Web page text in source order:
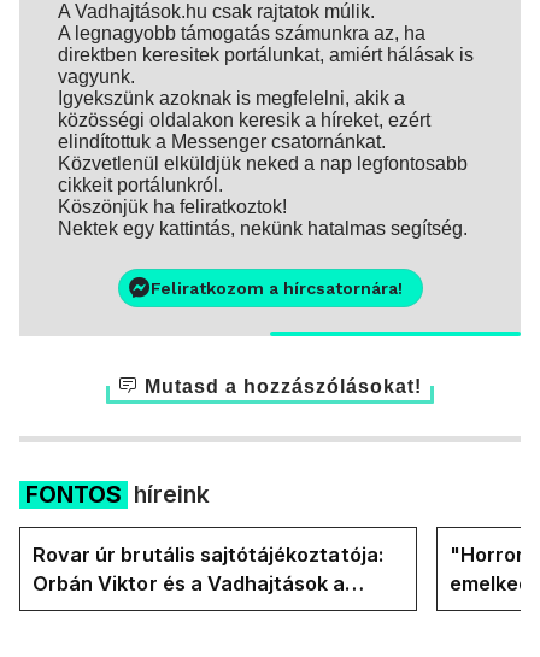
A Vadhajtások.hu csak rajtatok múlik.
A legnagyobb támogatás számunkra az, ha
direktben keresitek portálunkat, amiért hálásak is
vagyunk.
Igyekszünk azoknak is megfelelni, akik a
közösségi oldalakon keresik a híreket, ezért
elindítottuk a Messenger csatornánkat.
Közvetlenül elküldjük neked a nap legfontosabb
cikkeit portálunkról.
Köszönjük ha feliratkoztok!
Nektek egy kattintás, nekünk hatalmas segítség.
Feliratkozom a hírcsatornára!
Mutasd a hozzászólásokat!
FONTOS híreink
Rovar úr brutális sajtótájékoztatója:
Orbán Viktor és a Vadhajtások a
felelős a kialakult helyzetért
"Horror
oldalán